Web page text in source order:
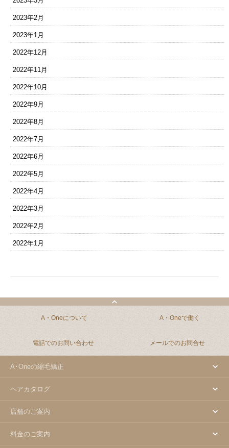
2023年2月
2023年1月
2022年12月
2022年11月
2022年10月
2022年9月
2022年8月
2022年7月
2022年6月
2022年5月
2022年4月
2022年3月
2022年2月
2022年1月
A・Oneについて A・Oneで働く
電話でのお問い合わせ メールでのお問合せ
A･Oneの縮毛矯正
ヘアカタログ
店舗のご案内
料金のご案内